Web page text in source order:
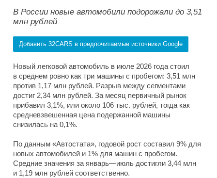
В России новые автомобили подорожали до 3,51
млн рублей
Добавить 32CARS в предпочитаемые источники Google
Новый легковой автомобиль в июле 2026 года стоил
в среднем ровно как три машины с пробегом: 3,51 млн
против 1,17 млн рублей. Разрыв между сегментами
достиг 2,34 млн рублей. За месяц первичный рынок
прибавил 3,1%, или около 106 тыс. рублей, тогда как
средневзвешенная цена подержанной машины
снизилась на 0,1%.
По данным «Автостата», годовой рост составил 9% для
новых автомобилей и 1% для машин с пробегом.
Средние значения за январь—июль достигли 3,44 млн
и 1,19 млн рублей соответственно.